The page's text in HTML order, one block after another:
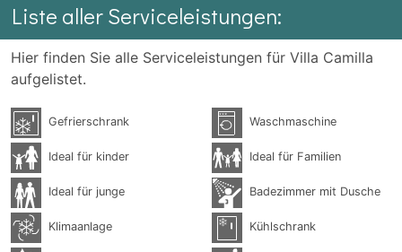
Liste aller Serviceleistungen:
Hier finden Sie alle Serviceleistungen für Villa Camilla
aufgelistet.
Gefrierschrank Waschmaschine
Ideal für kinder Ideal für Familien
Ideal für junge Badezimmer mit Dusche
Klimaanlage Kühlschrank